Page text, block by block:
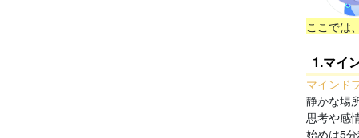
ここでは
1.マイ
マインド
静かな場
思考や感
始めは5